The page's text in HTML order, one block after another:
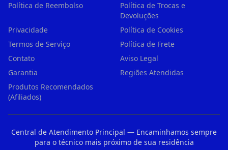
Política de Reembolso
Política de Trocas e
Devoluções
Privacidade
Política de Cookies
Termos de Serviço
Política de Frete
Contato
Aviso Legal
Garantia
Regiões Atendidas
Produtos Recomendados
(Afiliados)
Central de Atendimento Principal — Encaminhamos sempre
para o técnico mais próximo de sua residência